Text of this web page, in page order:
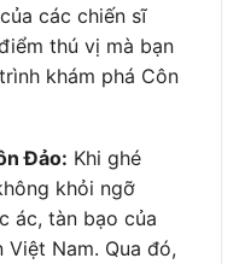
các chiến sĩ
thú vị mà bạn
khám phá Côn
Đảo: Khi ghé
khỏi ngỡ
ác, tàn bạo của
Nam. Qua đó,